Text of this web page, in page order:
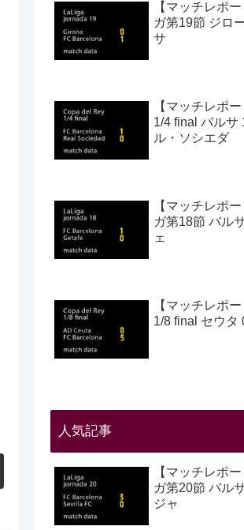
【マッチレポ
ガ第19節 ジロ
サ
【マッチレポ
1/4 final バルサ
ル・ソシエダ
【マッチレポ
ガ第18節 バル
ェ
【マッチレポ
1/8 final セウタ
人気記事
【マッチレポ
ガ第20節 バル
ジャ